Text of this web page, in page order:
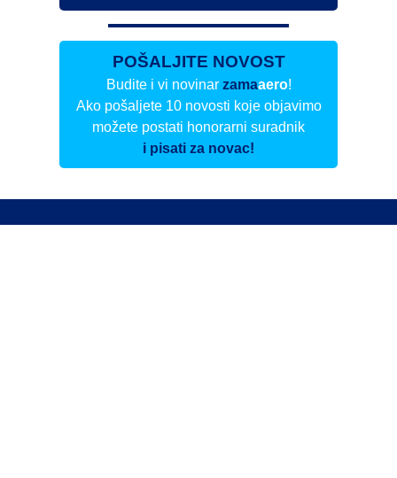
POŠALJITE NOVOST
Budite i vi novinar zamaaero!
Ako pošaljete 10 novosti koje objavimo
možete postati honorarni suradnik
i pisati za novac!